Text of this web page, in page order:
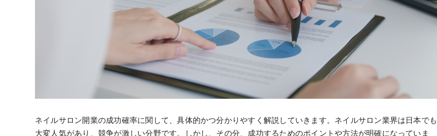
ネイルサロン開業の成功確率に関して、具体的かつ分かりやすく解説していきます。ネイルサロン業界は日本でも
大変人気があり、競争が激しい分野です。しかし、その分、成功するためのポイントや方法が明確になっていま